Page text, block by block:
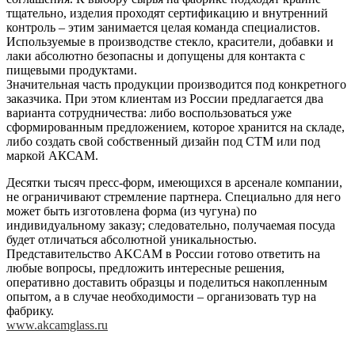
тщательно, изделия проходят сертификацию и внутренний
контроль – этим занимается целая команда специалистов.
Используемые в производстве стекло, красители, добавки и
лаки абсолютно безопасны и допущены для контакта с
пищевыми продуктами.
Значительная часть продукции производится под конкретного
заказчика. При этом клиентам из России предлагается два
варианта сотрудничества: либо воспользоваться уже
сформированным предложением, которое хранится на складе,
либо создать свой собственный дизайн под СТМ или под
маркой АКСАМ.
Десятки тысяч пресс-форм, имеющихся в арсенале компании,
не ограничивают стремление партнера. Специально для него
может быть изготовлена форма (из чугуна) по
индивидуальному заказу; следовательно, получаемая посуда
будет отличаться абсолютной уникальностью.
Представительство AKCAM в России готово ответить на
любые вопросы, предложить интересные решения,
оперативно доставить образцы и поделиться накопленным
опытом, а в случае необходимости – организовать тур на
фабрику.
www.akcamglass.ru